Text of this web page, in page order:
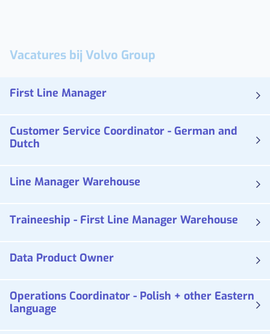
Vacatures bij Volvo Group
First Line Manager
Customer Service Coordinator - German and
Dutch
Line Manager Warehouse
Traineeship - First Line Manager Warehouse
Data Product Owner
Operations Coordinator - Polish + other Eastern
language